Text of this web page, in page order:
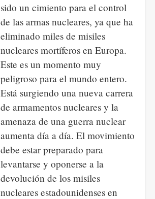
sido un cimiento para el control
de las armas nucleares, ya que ha
eliminado miles de misiles
nucleares mortíferos en Europa.
Este es un momento muy
peligroso para el mundo entero.
Está surgiendo una nueva carrera
de armamentos nucleares y la
amenaza de una guerra nuclear
aumenta día a día. El movimiento
debe estar preparado para
levantarse y oponerse a la
devolución de los misiles
nucleares estadounidenses en